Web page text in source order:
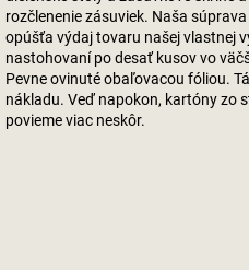
rozčlenenie zásuviek. Naša
opúšťa výdaj tovaru našej vlastnej
nastohovaní po desať kusov vo
Pevne ovinuté obaľovacou fóliou.
nákladu. Veď napokon, kartóny zo
povieme viac neskôr.